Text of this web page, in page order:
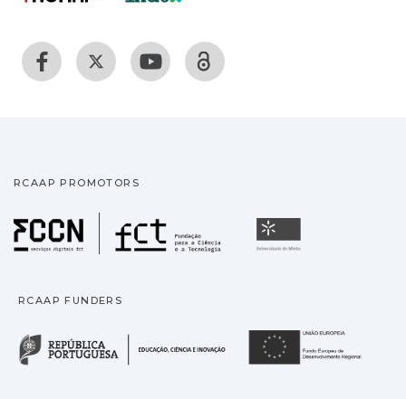
RCAAP PROMOTORS
Fundação para a
RCAAP FUNDERS
República Portuguesa